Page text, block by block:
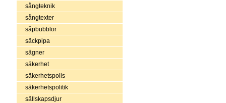
sångteknik
sångtexter
såpbubblor
säckpipa
sägner
säkerhet
säkerhetspolis
säkerhetspolitik
sällskapsdjur